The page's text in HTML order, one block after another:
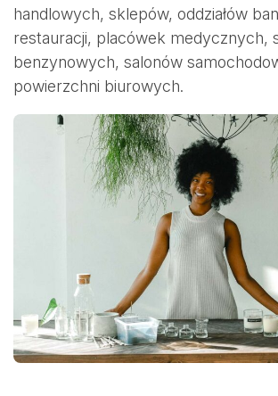
handlowych, sklepów, oddziałów
restauracji, placówek medycznych,
benzynowych, salonów
powierzchni biurowych.